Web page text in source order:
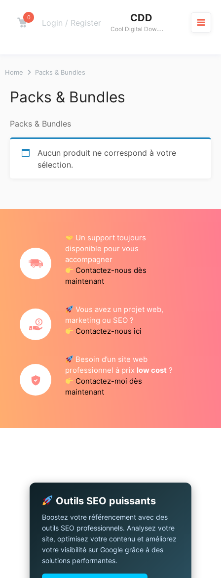
content
CDD
C
ool Digital Download
Cart
0
Login / Register
Home Packs & Bundles
Packs & Bundles
Packs & Bundles
Aucun produit ne correspond à votre
sélection.
Un support toujours
disponible pour vous
accompagner
Contactez-nous dès
maintenant
Vous avez un projet web,
marketing ou SEO ?
Contactez-nous ici
Besoin d’un site web
professionnel à prix low cost ?
Contactez-moi dès
maintenant
Outils SEO puissants
Boostez votre référencement avec des
outils SEO professionnels. Analysez votre
site, optimisez votre contenu et améliorez
votre visibilité sur Google grâce à des
solutions performantes.